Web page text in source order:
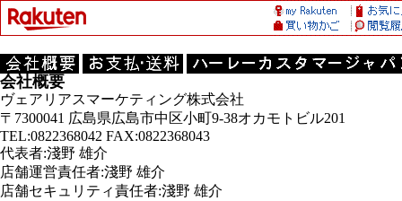
会社概要
ヴェアリアスマーケティング株式会社
〒7300041 広島県広島市中区小町9-38オカモトビル201
TEL:0822368042 FAX:0822368043
代表者:淺野 雄介
店舗運営責任者:淺野 雄介
店舗セキュリティ責任者:淺野 雄介